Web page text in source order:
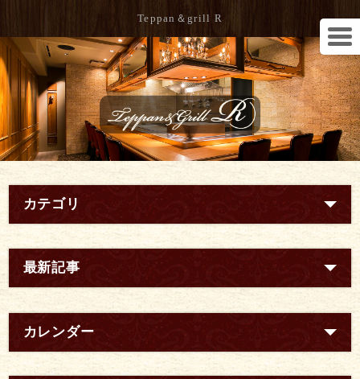
Teppan＆grill R
カテゴリ
最新記事
カレンダー